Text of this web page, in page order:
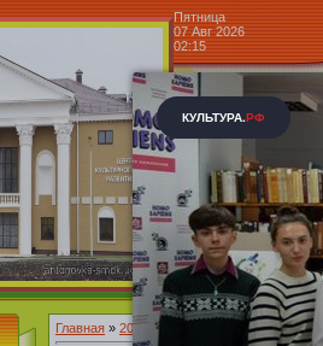
Пятница
07 Авг 2026
02:15
Центр
Блог »
Главная » 2015 »